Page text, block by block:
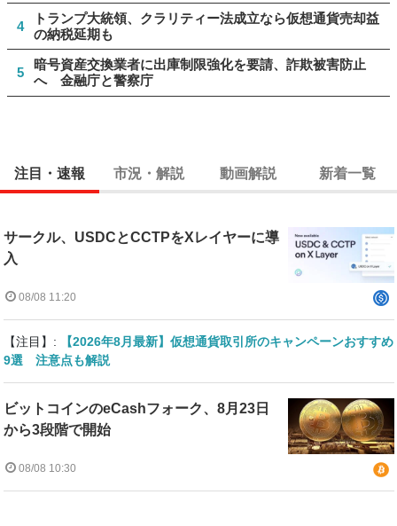
4
トランプ大統領、クラリティー法成立なら仮想通貨売却益
の納税延期も
5
暗号資産交換業者に出庫制限強化を要請、詐欺被害防止
へ 金融庁と警察庁
注目・速報 市況・解説 動画解説 新着一覧
サークル、USDCとCCTPをXレイヤーに導
入
08/08 11:20
【注目】:
【2026年8月最新】仮想通貨取引所のキャンペーンおすすめ
9選 注意点も解説
ビットコインのeCashフォーク、8月23日
から3段階で開始
08/08 10:30